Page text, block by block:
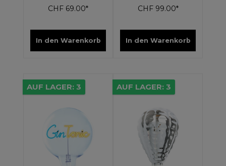
CHF 69.00*
In den Warenkorb
CHF 99.00*
In den Warenkorb
AUF LAGER: 3 AUF LAGER: 3